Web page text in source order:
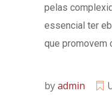
pelas
essencial ter
que promovem
byadmin